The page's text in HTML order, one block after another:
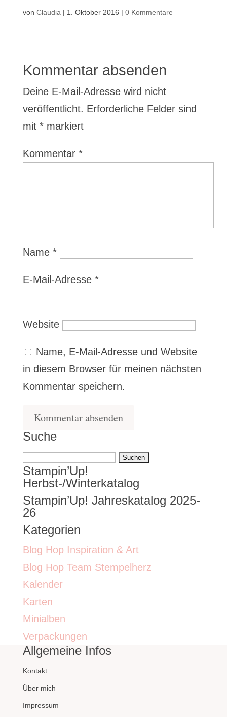
von Claudia | 1. Oktober 2016 | 0 Kommentare
Kommentar absenden
Deine E-Mail-Adresse wird nicht
veröffentlicht. Erforderliche Felder sind
mit *markiert
Kommentar *
Name *
E-Mail-Adresse *
Website
Name, E-Mail-Adresse und Website
in diesem Browser für meinen nächsten
Kommentar speichern.
Suche
Suchen
nach:
Stampin’Up!
Herbst-/Winterkatalog
Stampin’Up! Jahreskatalog 2025-
26
Kategorien
Blog Hop Inspiration & Art
Blog Hop Team Stempelherz
Kalender
Karten
Minialben
Verpackungen
Allgemeine Infos
Kontakt
Über mich
Impressum